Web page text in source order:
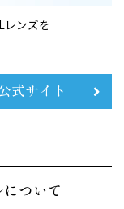
レンズを
式サイト
ついて